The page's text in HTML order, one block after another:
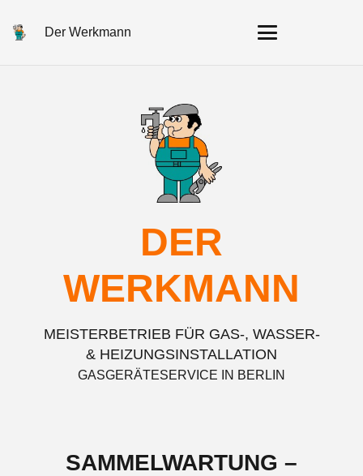
Der Werkmann
DER
WERKMANN
MEISTERBETRIEB FÜR GAS-, WASSER-
& HEIZUNGSINSTALLATION
GASGERÄTESERVICE IN BERLIN
SAMMELWARTUNG –